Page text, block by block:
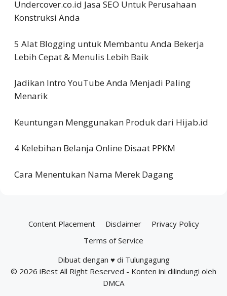
Undercover.co.id Jasa SEO Untuk Perusahaan
Konstruksi Anda
5 Alat Blogging untuk Membantu Anda Bekerja
Lebih Cepat & Menulis Lebih Baik
Jadikan Intro YouTube Anda Menjadi Paling
Menarik
Keuntungan Menggunakan Produk dari Hijab.id
4 Kelebihan Belanja Online Disaat PPKM
Cara Menentukan Nama Merek Dagang
Content Placement Disclaimer
Privacy Policy
Terms of Service
Dibuat dengan ♥ di Tulungagung
© 2026 iBest All Right Reserved - Konten ini dilindungi oleh
DMCA